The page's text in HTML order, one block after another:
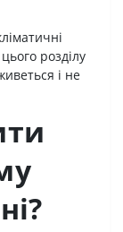
розділу
і не